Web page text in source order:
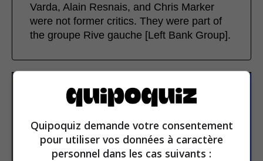
Varda, Alain Resnais, and Chris Marker
were not former critics. They were part of
the groupe Rive gauche [Left Bank Group].
Subscribe to our
Email address
Quipoquiz demande votre consentement
pour utiliser vos données à caractère
personnel dans les cas suivants :